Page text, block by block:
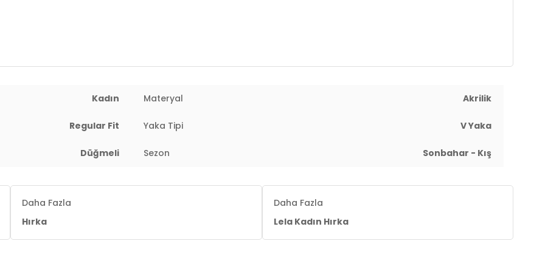
cm / Basen : 91 cm / Beden : S
Kadın Materyal Akrilik
Regular Fit Yaka Tipi V Yaka
Düğmeli Sezon Sonbahar - Kış
Daha Fazla
Hırka
Daha Fazla
Lela Kadın Hırka